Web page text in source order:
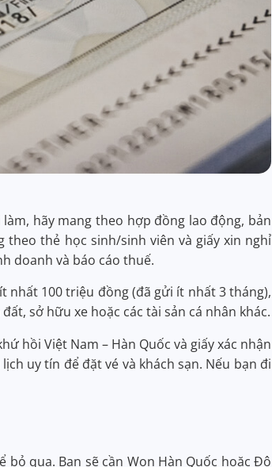
hãy mang theo hợp đồng lao động, bản
theo thẻ học sinh/sinh viên và giấy xin nghỉ
doanh và báo cáo thuế.
nhất 100 triệu đồng (đã gửi ít nhất 3 tháng),
sở hữu xe hoặc các tài sản cá nhân khác.
hồi Việt Nam – Hàn Quốc và giấy xác nhận
uy tín để đặt vé và khách sạn. Nếu bạn đi
qua. Bạn sẽ cần Won Hàn Quốc hoặc Đô